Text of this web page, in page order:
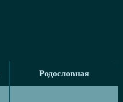
Родословная
Родословная